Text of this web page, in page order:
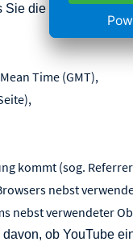
die
Time (GMT),
kommt (sog.
nebst
nebst verwendeter
ob YouTube